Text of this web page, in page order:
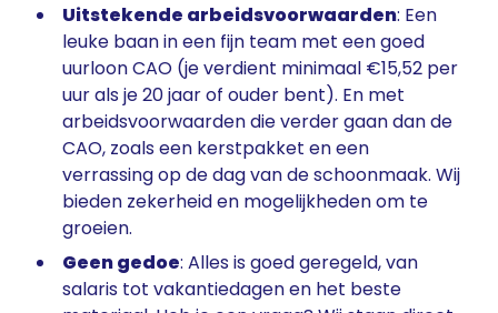
Uitstekende arbeidsvoorwaarden: Een
leuke baan in een fijn team met een goed
uurloon CAO (je verdient minimaal €15,52 per
uur als je 20 jaar of ouder bent). En met
arbeidsvoorwaarden die verder gaan dan de
CAO, zoals een kerstpakket en een
verrassing op de dag van de schoonmaak. Wij
bieden zekerheid en mogelijkheden om te
groeien.
Geen gedoe: Alles is goed geregeld, van
salaris tot vakantiedagen en het beste